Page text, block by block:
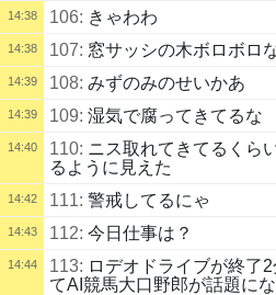
14:38 106: きゃわわ
14:38 107: 窓サッシの木ボロボロ
14:39 108: みずのみのせいかあ
14:39 109: 湿気で腐ってきてるな
14:40 110: ニス取れてきてるくら
るように見えた
14:42 111: 警戒してるにゃ
14:43 112: 今日仕事は？
14:44 113: ロデオドライブが終了
てAI競馬大口野郎が話題に